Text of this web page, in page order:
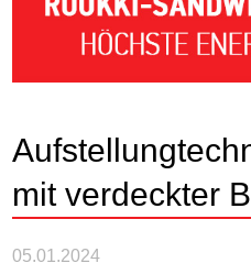
mit verdeckter
05.01.2024